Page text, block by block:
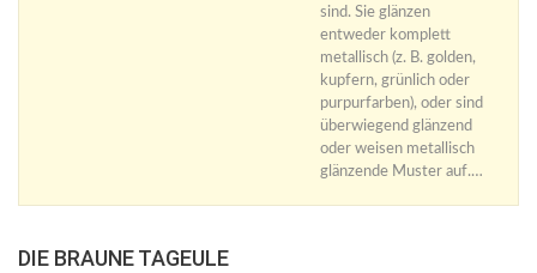
sind. Sie glänzen
entweder komplett
metallisch (z. B. golden,
kupfern, grünlich oder
purpurfarben), oder sind
überwiegend glänzend
oder weisen metallisch
glänzende Muster auf.…
DIE BRAUNE TAGEULE